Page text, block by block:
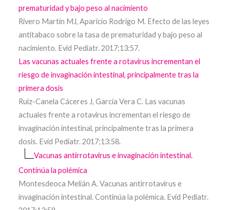
prematuridad y bajo peso al nacimiento
Rivero Martín MJ, Aparicio Rodrigo M. Efecto de las leyes
antitabaco sobre la tasa de prematuridad y bajo peso al
nacimiento. Evid Pediatr. 2017;13:57.
Las vacunas actuales frente a rotavirus incrementan el
riesgo de invaginación intestinal, principalmente tras la
primera dosis
Ruiz-Canela Cáceres J, García Vera C. Las vacunas
actuales frente a rotavirus incrementan el riesgo de
invaginación intestinal, principalmente tras la primera
dosis. Evid Pediatr. 2017;13:58.
Vacunas antirrotavirus e invaginación intestinal.
Continúa la polémica
Montesdeoca Melián A. Vacunas antirrotavirus e
invaginación intestinal. Continúa la polémica. Evid Pediatr.